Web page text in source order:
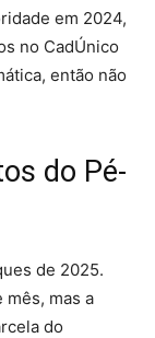
em 2024,
no CadÚnico
então não
do Pé-
de 2025.
mas a
do